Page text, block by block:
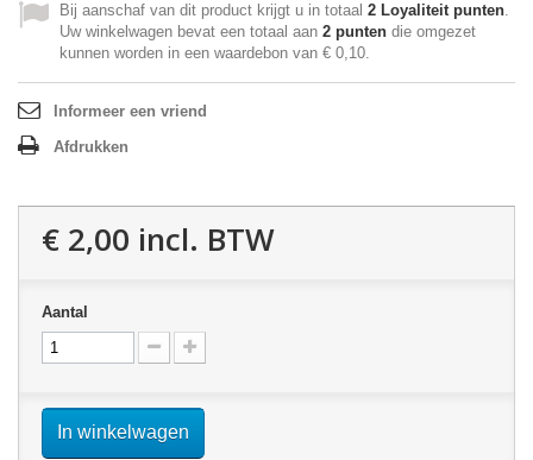
Bij aanschaf van dit product krijgt u in totaal 2 Loyaliteit punten.
Uw winkelwagen bevat een totaal aan 2 punten die omgezet
kunnen worden in een waardebon van € 0,10.
Informeer een vriend
Afdrukken
€ 2,00 incl. BTW
Aantal
In winkelwagen